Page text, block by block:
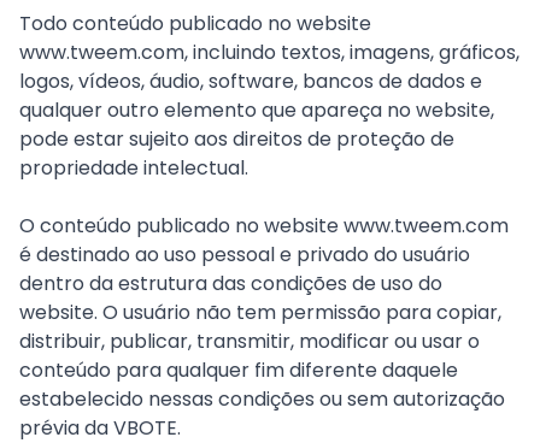
Todo conteúdo publicado no website
www.tweem.com, incluindo textos, imagens, gráficos,
logos, vídeos, áudio, software, bancos de dados e
qualquer outro elemento que apareça no website,
pode estar sujeito aos direitos de proteção de
propriedade intelectual.
O conteúdo publicado no website www.tweem.com
é destinado ao uso pessoal e privado do usuário
dentro da estrutura das condições de uso do
website. O usuário não tem permissão para copiar,
distribuir, publicar, transmitir, modificar ou usar o
conteúdo para qualquer fim diferente daquele
estabelecido nessas condições ou sem autorização
prévia da VBOTE.